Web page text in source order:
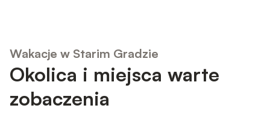
Wakacje w Starim Gradzie
Okolica i miejsca warte
zobaczenia